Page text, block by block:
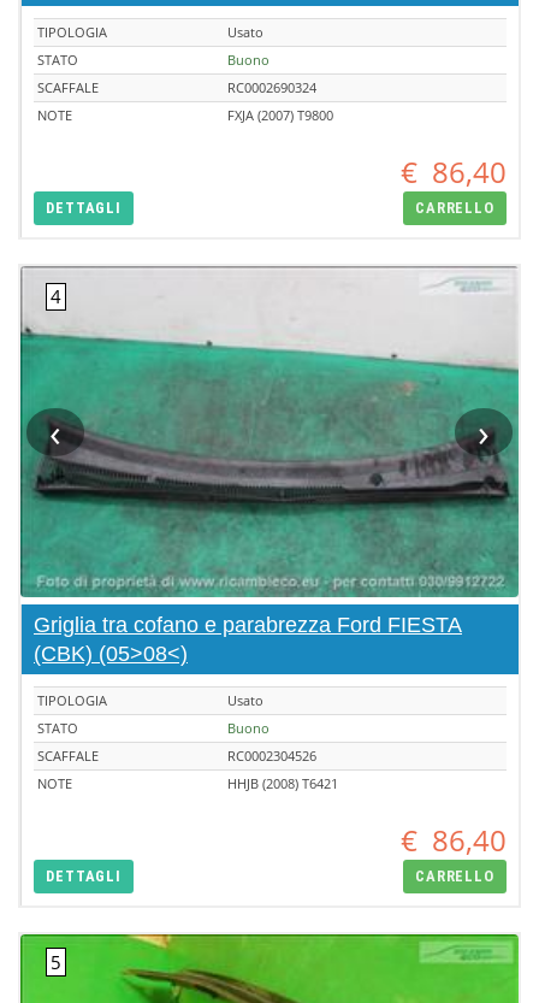
TIPOLOGIA
Usato
STATO
Buono
SCAFFALE
RC0002690324
NOTE
FXJA (2007) T9800
€ 86,40
DETTAGLI CARRELLO
‹ ›
Griglia tra cofano e parabrezza Ford FIESTA
(CBK) (05>08<)
TIPOLOGIA
Usato
STATO
Buono
SCAFFALE
RC0002304526
NOTE
HHJB (2008) T6421
€ 86,40
DETTAGLI CARRELLO